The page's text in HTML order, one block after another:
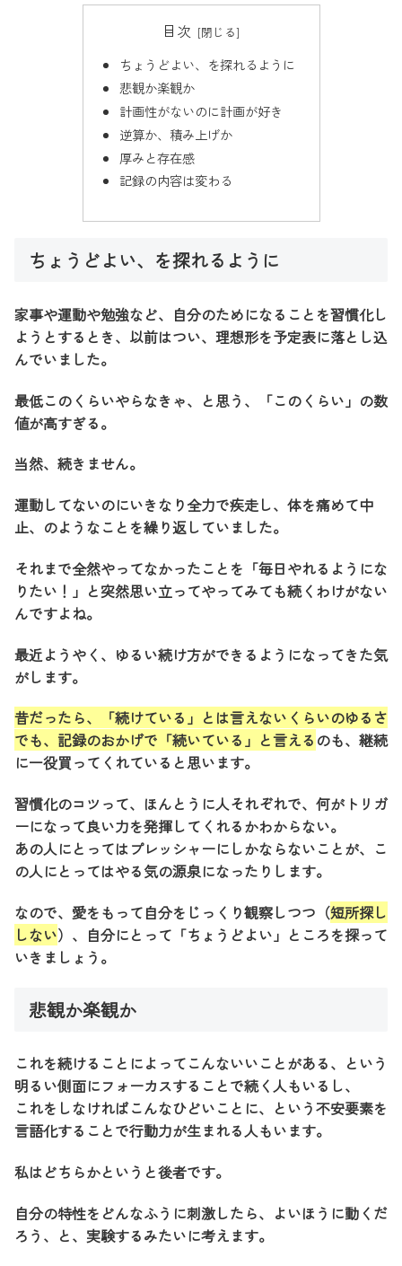
目次
ちょうどよい、を探れるように
悲観か楽観か
計画性がないのに計画が好き
逆算か、積み上げか
厚みと存在感
記録の内容は変わる
ちょうどよい、を探れるように
家事や運動や勉強など、自分のためになることを習慣化し
ようとするとき、以前はつい、理想形を予定表に落とし込
んでいました。
最低このくらいやらなきゃ、と思う、「このくらい」の数
値が高すぎる。
当然、続きません。
運動してないのにいきなり全力で疾走し、体を痛めて中
止、のようなことを繰り返していました。
それまで全然やってなかったことを「毎日やれるようにな
りたい！」と突然思い立ってやってみても続くわけがない
んですよね。
最近ようやく、ゆるい続け方ができるようになってきた気
がします。
昔だったら、「続けている」とは言えないくらいのゆるさ
でも、記録のおかげで「続いている」と言える のも、継続
に一役買ってくれていると思います。
習慣化のコツって、ほんとうに人それぞれで、何がトリガ
ーになって良い力を発揮してくれるかわからない。
あの人にとってはプレッシャーにしかならないことが、こ
の人にとってはやる気の源泉になったりします。
なので、愛をもって自分をじっくり観察しつつ（短所探し
しない）、自分にとって「ちょうどよい」ところを探って
いきましょう。
悲観か楽観か
これを続けることによってこんないいことがある、という
明るい側面にフォーカスすることで続く人もいるし、
これをしなければこんなひどいことに、という不安要素を
言語化することで行動力が生まれる人もいます。
私はどちらかというと後者です。
自分の特性をどんなふうに刺激したら、よいほうに動くだ
ろう、と、実験するみたいに考えます。